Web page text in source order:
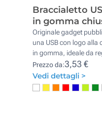
Braccialetto
in gomma
Originale gadget
una USB con logo
in gomma, ideale da
Prezzo da:3,53 €
Vedi dettagli >